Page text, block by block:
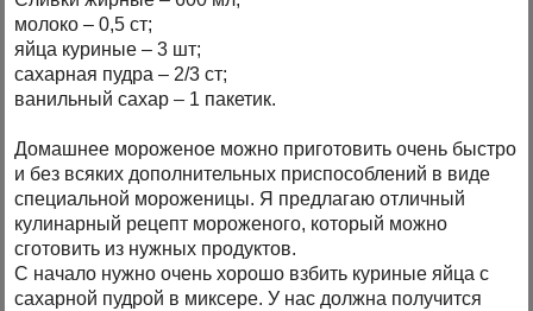
молоко – 0,5 ст;
яйца куриные – 3 шт;
сахарная пудра – 2/3 ст;
ванильный сахар – 1 пакетик.
Домашнее мороженое можно приготовить очень быстро
и без всяких дополнительных приспособлений в виде
специальной мороженицы. Я предлагаю отличный
кулинарный рецепт мороженого, который можно
сготовить из нужных продуктов.
С начало нужно очень хорошо взбить куриные яйца с
сахарной пудрой в миксере. У нас должна получится